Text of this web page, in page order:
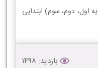
اول، دوم، سوم) ابتدایی
بازدید: 1498